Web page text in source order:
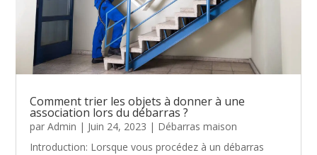
Comment trier les objets à donner à une
association lors du débarras ?
parAdmin | Juin 24, 2023 | Débarras maison
Introduction: Lorsque vous procédez à un débarras